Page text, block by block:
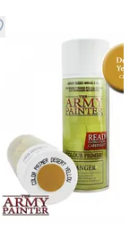
omiljeno
za dodavanje